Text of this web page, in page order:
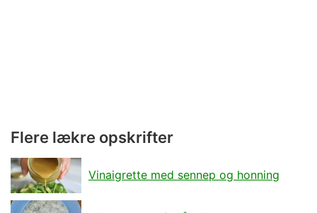
Flere lækre opskrifter
Vinaigrette med sennep og honning